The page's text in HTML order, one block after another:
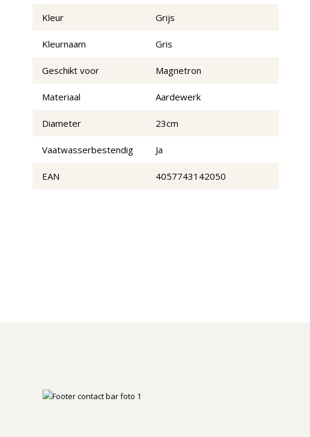
Kleur Grijs
Kleurnaam Gris
Geschikt voor Magnetron
Materiaal Aardewerk
Diameter 23cm
Vaatwasserbestendig Ja
EAN 4057743142050